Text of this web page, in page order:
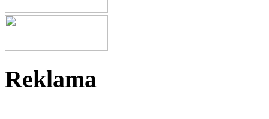
Reklama